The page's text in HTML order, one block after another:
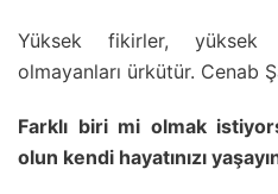
Yüksek fikirler, yüksek
olmayanları ürkütür. Cenab
Farklı biri mi olmak
olun kendi hayatınızı